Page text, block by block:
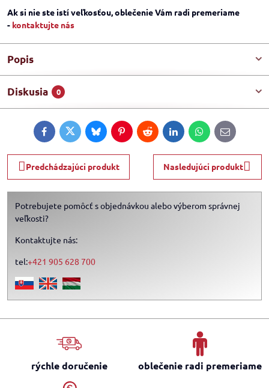
Ak si nie ste istí veľkosťou, oblečenie Vám radi premeriame
- kontaktujte nás
Popis
Diskusia 0
FacebookTwitterBlueskyPinterestRedditLinkedInWhatsApp
E-
mail
Predchádzajúci produkt Nasledujúci produkt
Potrebujete pomôcť s objednávkou alebo výberom správnej
veľkosti?
Kontaktujte nás:
tel:+421 905 628 700
rýchle doručenie oblečenie radi premeriame